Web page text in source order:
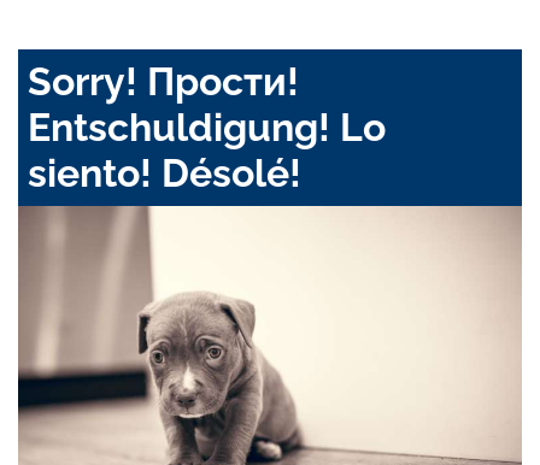
Sorry! Прости!
Entschuldigung! Lo
siento! Désolé!